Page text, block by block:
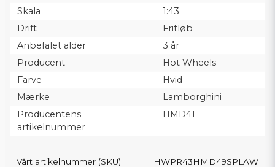
Skala
1:43
Drift
Fritløb
Anbefalet alder
3 år
Producent
Hot Wheels
Farve
Hvid
Mærke
Lamborghini
Producentens
artikelnummer
HMD41
Vårt artikelnummer (SKU) HWPR43HMD49SPLAW